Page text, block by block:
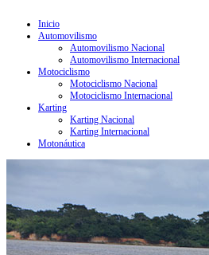
Inicio
Automovilismo
Automovilismo Nacional
Automovilismo Internacional
Motociclismo
Motociclismo Nacional
Motociclismo Internacional
Karting
Karting Nacional
Karting Internacional
Motonáutica